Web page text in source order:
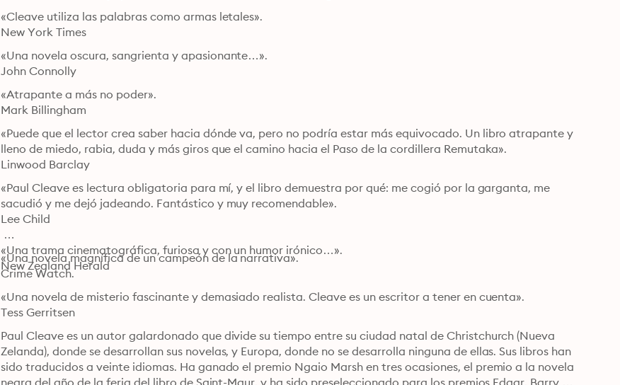
«Cleave utiliza las palabras como armas letales».
New York Times
«Una novela oscura, sangrienta y apasionante…».
John Connolly
«Atrapante a más no poder».
Mark Billingham
«Puede que el lector crea saber hacia dónde va, pero no podría estar más equivocado. Un libro atrapante y
lleno de miedo, rabia, duda y más giros que el camino hacia el Paso de la cordillera Remutaka».
Linwood Barclay
«Paul Cleave es lectura obligatoria para mí, y el libro demuestra por qué: me cogió por la garganta, me
sacudió y me dejó jadeando. Fantástico y muy recomendable».
Lee Child
«Una trama cinematográfica, furiosa y con un humor irónico…».
New Zealand Herald
«Una novela magnífica de un campeón de la narrativa».
Crime Watch.
«Una novela de misterio fascinante y demasiado realista. Cleave es un escritor a tener en cuenta».
Tess Gerritsen
Paul Cleave es un autor galardonado que divide su tiempo entre su ciudad natal de Christchurch (Nueva
Zelanda), donde se desarrollan sus novelas, y Europa, donde no se desarrolla ninguna de ellas. Sus libros han
sido traducidos a veinte idiomas. Ha ganado el premio Ngaio Marsh en tres ocasiones, el premio a la novela
negra del año de la feria del libro de Saint-Maur, y ha sido preseleccionado para los premios Edgar, Barry y